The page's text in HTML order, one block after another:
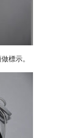
標示。